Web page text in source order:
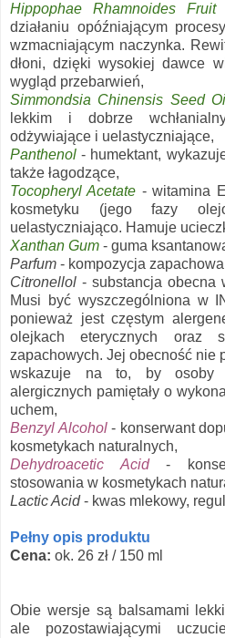
Hippophae Rhamnoides Fruit
działaniu opóźniającym
wzmacniającym naczynka.
dłoni, dzięki wysokiej dawce
wygląd przebarwień,
Simmondsia Chinensis Seed
lekkim i dobrze
odżywiające i uelastyczniające,
Panthenol - humektant,
także łagodzące,
Tocopheryl Acetate - witamina
kosmetyku (jego fazy
uelastyczniająco. Hamuje
Xanthan Gum - guma
Parfum - kompozycja
Citronellol - substancja obecna
Musi być wyszczególniona w
ponieważ jest częstym
olejkach eterycznych oraz
zapachowych. Jej obecność nie
wskazuje na to, by osoby
alergicznych pamiętały o
uchem,
Benzyl Alcohol- konserwant
kosmetykach naturalnych,
Dehydroacetic Acid-
stosowania w kosmetykach
Lactic Acid- kwas mlekowy,
Pełny opis produktu
Cena: ok. 26 zł / 150 ml
Obie wersje są balsamami
ale pozostawiającymi